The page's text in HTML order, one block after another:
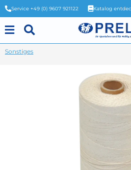
Service +49 (0) 9607 921122 Katalog
Sonstiges